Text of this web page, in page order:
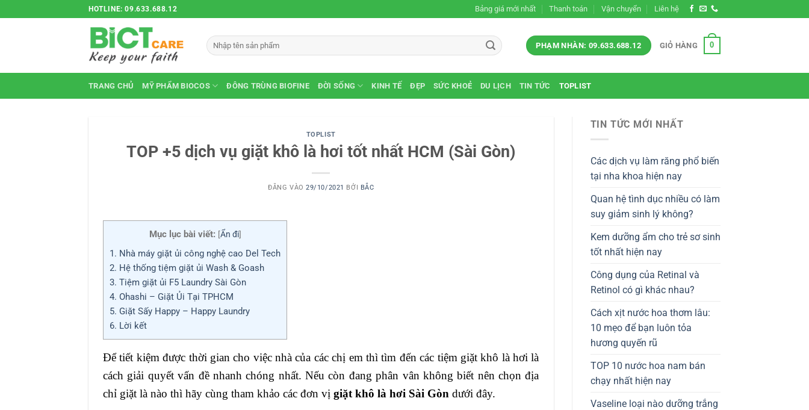
qua
HOTLINE: 09.633.688.12 Bảng giá mới nhất Thanh toán Vận chuyển Liên hệ
Tìm
kiếm:
PHẠM NHÀN: 09.633.688.12 GIỎ HÀNG 0
TRANG CHỦ MỸ PHẨM BIOCOS ĐÔNG TRÙNG BIOFINE ĐỜI SỐNG KINH TẾ ĐẸP SỨC KHOẺ DU LỊCH TIN TỨC TOPLIST
TOPLIST
TOP +5 dịch vụ giặt khô là hơi tốt nhất HCM (Sài Gòn)
ĐĂNG VÀO29/10/2021 BỞI BẮC
Mục lục bài viết: [Ẩn đi]
1. Nhà máy giặt ủi công nghệ cao Del Tech
2. Hệ thống tiệm giặt ủi Wash & Goash
3. Tiệm giặt ủi F5 Laundry Sài Gòn
4. Ohashi – Giặt Ủi Tại TPHCM
5. Giặt Sấy Happy – Happy Laundry
6. Lời kết
Để tiết kiệm được thời gian cho việc nhà của các chị em thì tìm đến các tiệm giặt khô là hơi là
cách giải quyết vấn đề nhanh chóng nhất. Nếu còn đang phân vân không biết nên chọn địa
chỉ giặt là nào thì hãy cùng tham khảo các đơn vị giặt khô là hơi Sài Gòn dưới đây.
TIN TỨC MỚI NHẤT
Các dịch vụ làm răng phổ biến
tại nha khoa hiện nay
Quan hệ tình dục nhiều có làm
suy giảm sinh lý không?
Kem dưỡng ẩm cho trẻ sơ sinh
tốt nhất hiện nay
Công dụng của Retinal và
Retinol có gì khác nhau?
Cách xịt nước hoa thơm lâu:
10 mẹo để bạn luôn tỏa
hương quyến rũ
TOP 10 nước hoa nam bán
chạy nhất hiện nay
Vaseline loại nào dưỡng trắng